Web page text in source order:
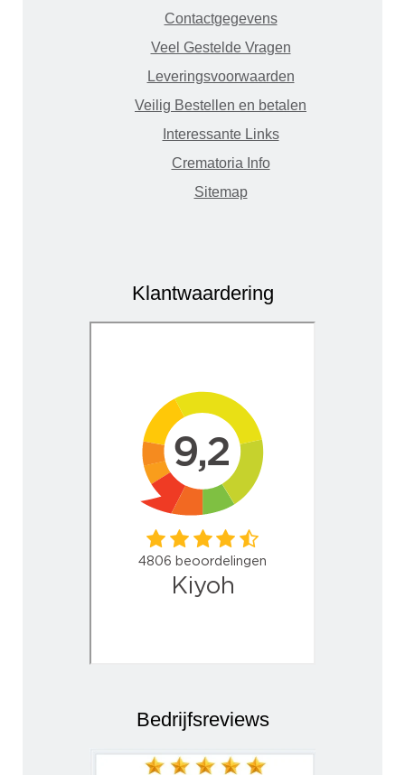
Contactgegevens
Veel Gestelde Vragen
Leveringsvoorwaarden
Veilig Bestellen en betalen
Interessante Links
Crematoria Info
Sitemap
Klantwaardering
Bedrijfsreviews